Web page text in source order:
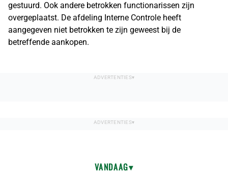
gestuurd. Ook andere betrokken functionarissen zijn
overgeplaatst. De afdeling Interne Controle heeft
aangegeven niet betrokken te zijn geweest bij de
betreffende aankopen.
VANDAAG